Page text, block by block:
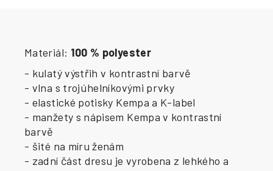
Materiál: 100 % polyester
- kulatý výstřih v kontrastní barvě
- vlna s trojúhelníkovými prvky
- elastické potisky Kempa a K-label
- manžety s nápisem Kempa v kontrastní
barvě
- šité na míru ženám
- zadní část dresu je vyrobena z lehkého a